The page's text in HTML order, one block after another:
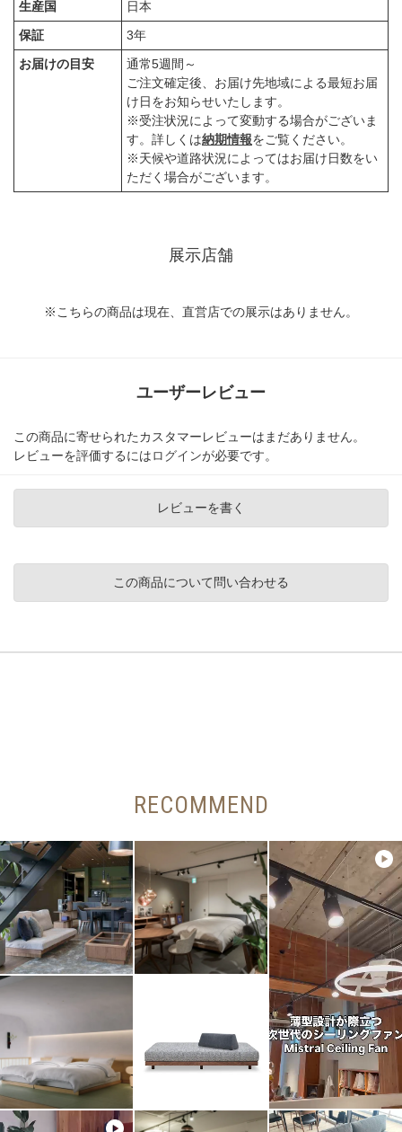
生産国
日本
保証
3年
お届けの目安
通常5週間～
ご注文確定後、お届け先地域による最短お届
け日をお知らせいたします。
※受注状況によって変動する場合がございま
す。詳しくは納期情報をご覧ください。
※天候や道路状況によってはお届け日数をい
ただく場合がございます。
展示店舗
※こちらの商品は現在、直営店での展示はありません。
ユーザーレビュー
この商品に寄せられたカスタマーレビューはまだありません。
レビューを評価するにはログインが必要です。
レビューを書く
この商品について問い合わせる
RECOMMEND